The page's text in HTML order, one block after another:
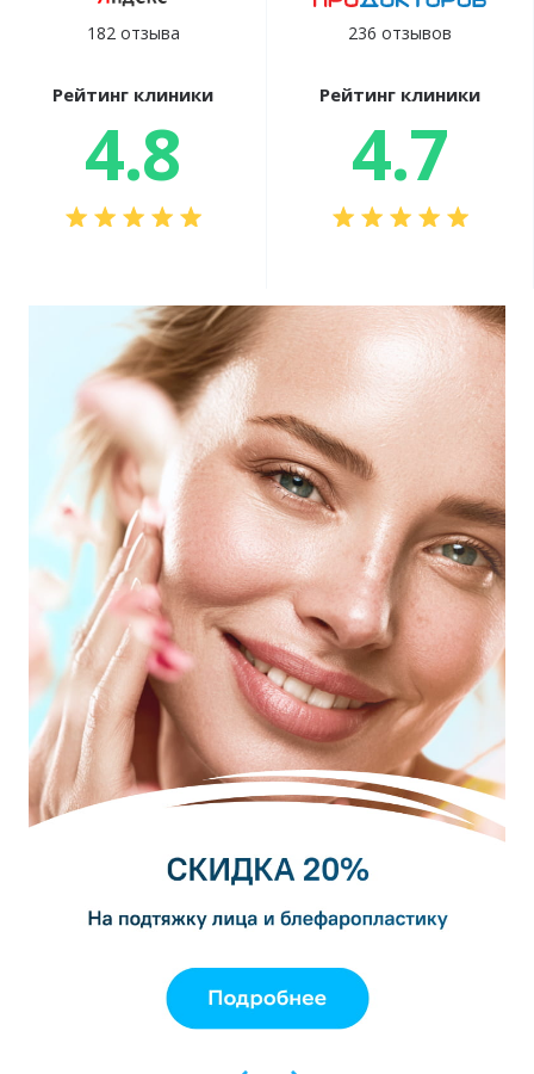
182 отзыва
Рейтинг клиники
4.8
236 отзывов
Рейтинг клиники
4.7